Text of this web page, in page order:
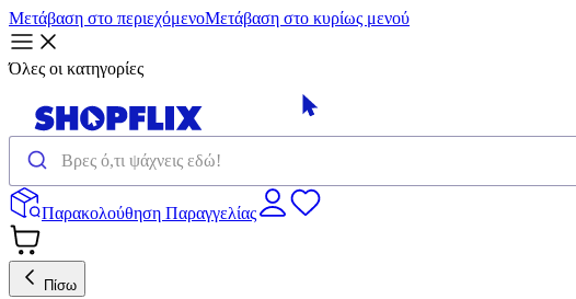
Μετάβαση στο περιεχόμενοΜετάβαση στο κυρίως μενού
Όλες οι κατηγορίες
Παρακολούθηση Παραγγελίας
Πίσω